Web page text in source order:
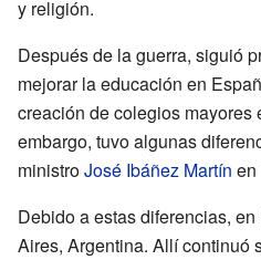
y religión.
Después de la guerra, siguió
mejorar la educación en
creación de colegios mayores
embargo, tuvo algunas
ministroJosé Ibáñez Martín en
Debido a estas diferencias,
Aires, Argentina. Allí continuó